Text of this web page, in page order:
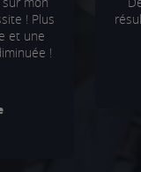
! Plus
et une
!